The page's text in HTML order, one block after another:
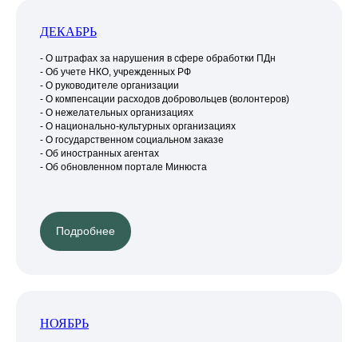
ДЕКАБРЬ
- О штрафах за нарушения в сфере обработки ПДн
- Об учете НКО, учрежденных РФ
- О руководителе организации
- О компенсации расходов добровольцев (волонтеров)
- О нежелательных организациях
- О национально-культурных организациях
- О государственном социальном заказе
- Об иностранных агентах
- Об обновленном портале Минюста
Подробнее
НОЯБРЬ